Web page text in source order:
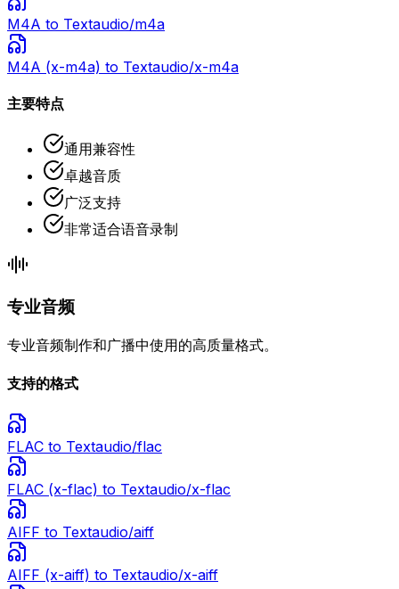
M4A to Textaudio/m4a
M4A (x-m4a) to Textaudio/x-m4a
主要特点
通用兼容性
卓越音质
广泛支持
非常适合语音录制
专业音频
专业音频制作和广播中使用的高质量格式。
支持的格式
FLAC to Textaudio/flac
FLAC (x-flac) to Textaudio/x-flac
AIFF to Textaudio/aiff
AIFF (x-aiff) to Textaudio/x-aiff